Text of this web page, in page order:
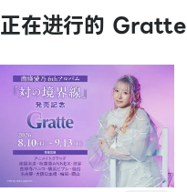
正在进行的 Gratte